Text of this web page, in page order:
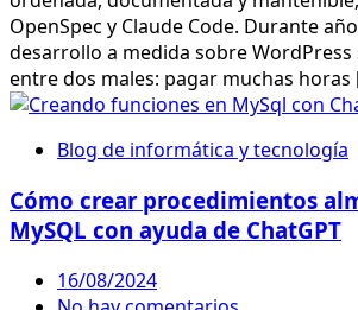
OpenSpec y Claude Code. Durante
desarrollo a medida sobre
entre dos males: pagar muchas
Blog de informática y tecnología
Cómo crear procedimientos
MySQL con ayuda de ChatGPT
16/08/2024